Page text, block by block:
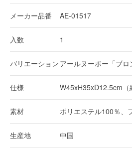
メーカー品番 AE-01517
入数 1
バリエーション アールヌーボー「ブロ
仕様 W45xH35xD12.5cm（
素材 ポリエステル100％、
生産地 中国